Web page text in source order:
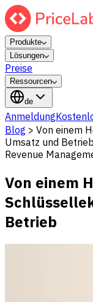
Produkte
Lösungen
Preise
Ressourcen
de
Anmeldung
Blog > Von einem
Umsatz und Betrieb
Revenue
Von einem
Betrieb